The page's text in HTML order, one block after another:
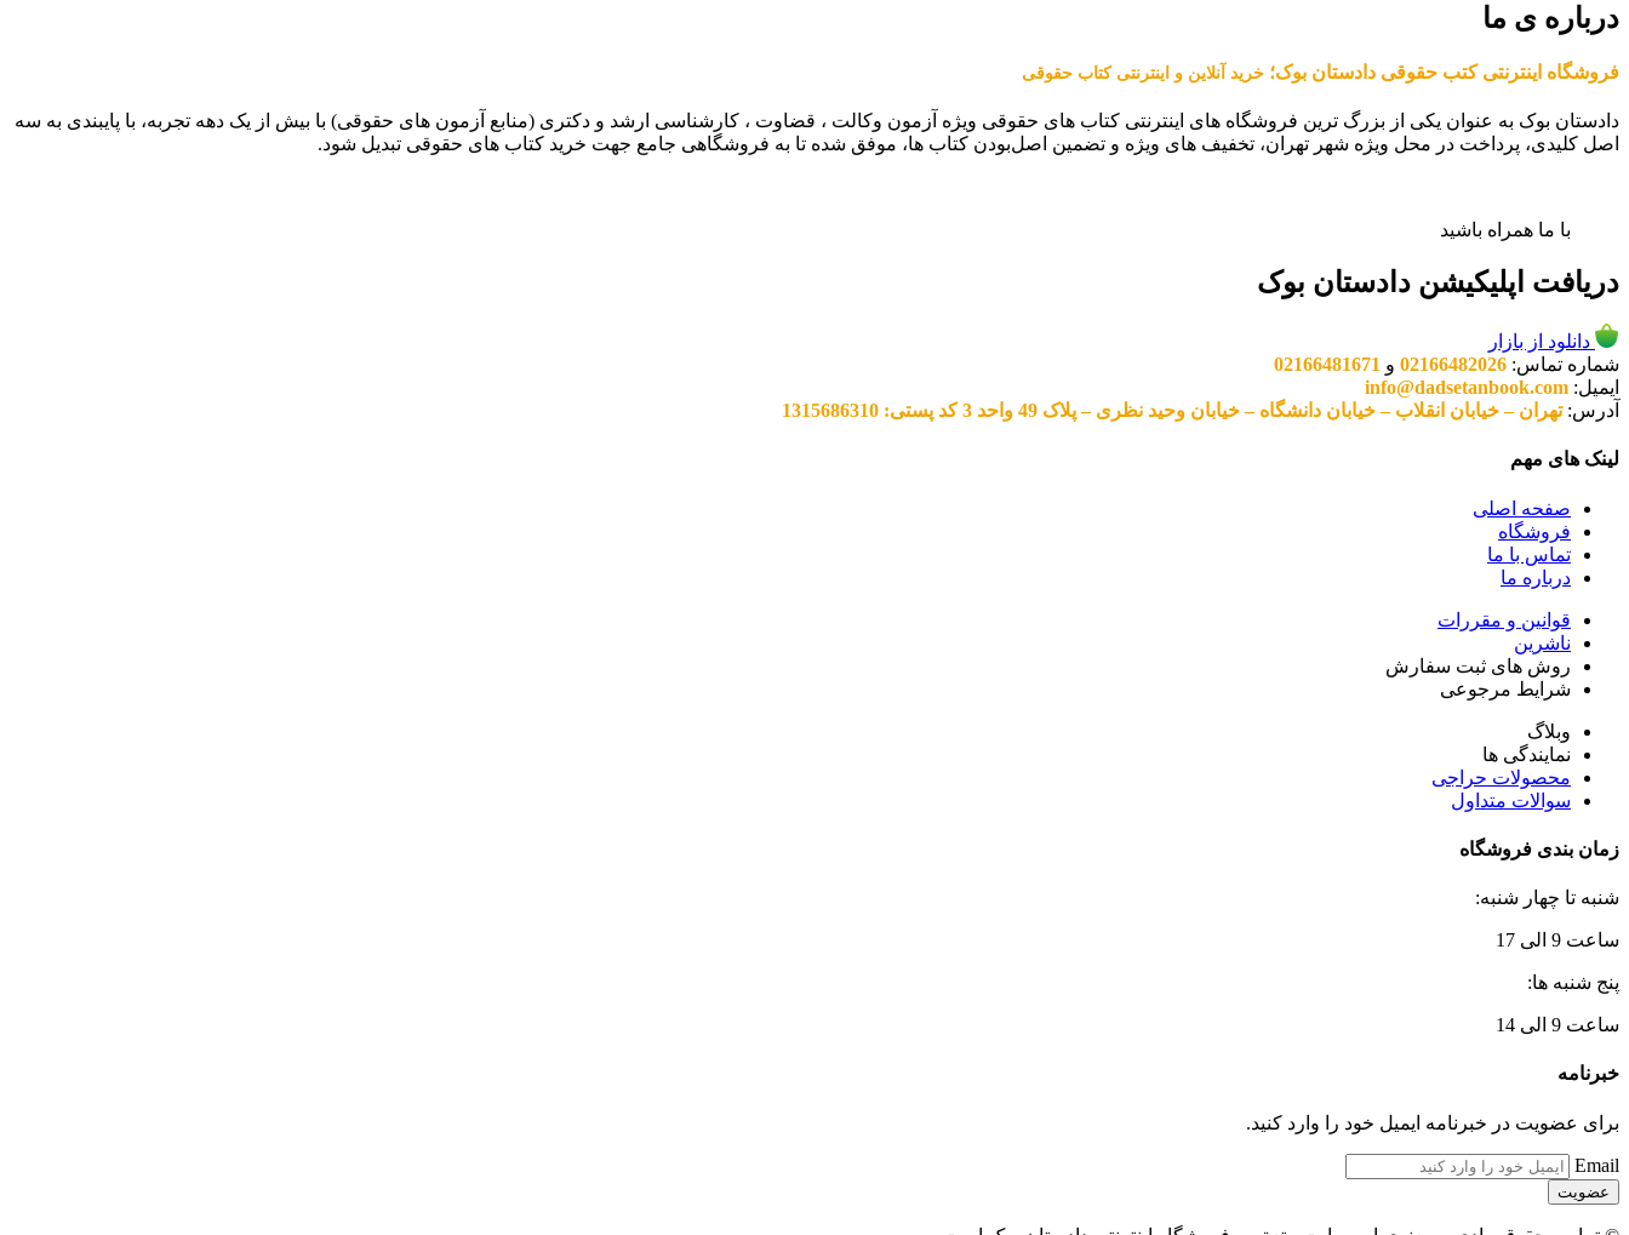
درباره ی ما
فروشگاه اینترنتی کتب حقوقی دادستان بوک؛ خرید آنلاین و اینترنتی کتاب حقوقی
دادستان بوک به عنوان یکی از بزرگ ترین فروشگاه های اینترنتی کتاب های حقوقی ویژه آزمون وکالت ، قضاوت ، کارشناسی ارشد و دکتری (منابع آزمون های حقوقی) با بیش از یک دهه تجربه، با پایبندی به سه
اصل کلیدی، پرداخت در محل ویژه شهر تهران، تخفیف های ویژه و تضمین اصل‌بودن کتاب ها، موفق شده تا به فروشگاهی جامع جهت خرید کتاب های حقوقی تبدیل شود.
با ما همراه باشید
دریافت اپلیکیشن دادستان بوک
دانلود از بازار
شماره تماس: 02166482026 و 02166481671
ایمیل: info@dadsetanbook.com
آدرس:تهران – خیابان انقلاب – خیابان دانشگاه – خیابان وحید نظری – پلاک 49 واحد 3 کد پستی: 1315686310
لینک های مهم
صفحه اصلی
فروشگاه
تماس با ما
درباره ما
قوانین و مقررات
ناشرین
روش های ثبت سفارش
شرایط مرجوعی
وبلاگ
نمایندگی ها
محصولات حراجی
سوالات متداول
زمان بندی فروشگاه
شنبه تا چهار شنبه:
ساعت 9 الی 17
پنج شنبه ها:
ساعت 9 الی 14
خبرنامه
برای عضویت در خبرنامه ایمیل خود را وارد کنید.
Email